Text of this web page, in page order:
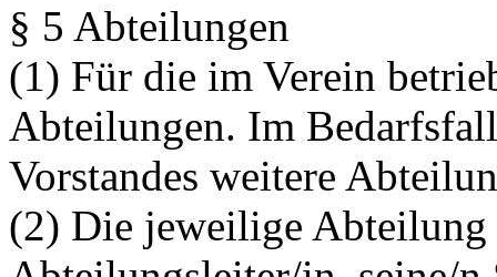
§ 5 Abteilungen
(1) Für die im Verein
Abteilungen. Im
Vorstandes weitere
(2) Die jeweilige